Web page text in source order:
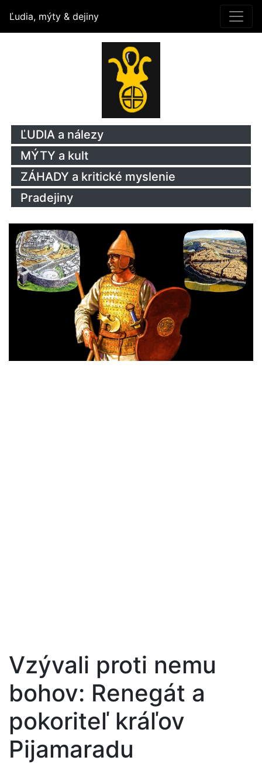
Ľudia, mýty & dejiny
ĽUDIA a nálezy
MÝTY a kult
ZÁHADY a kritické myslenie
Pradejiny
Vzývali proti nemu
bohov: Renegát a
pokoriteľ kráľov
Pijamaradu